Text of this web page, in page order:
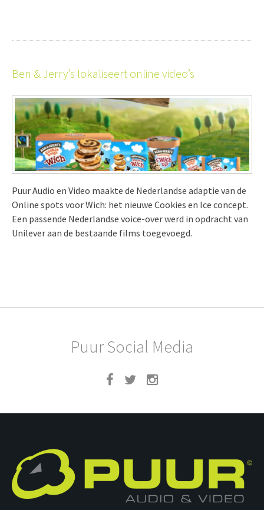
Ben & Jerry’s lokaliseert online video’s
Puur Audio en Video maakte de Nederlandse adaptie van de
Online spots voor Wich: het nieuwe Cookies en Ice concept.
Een passende Nederlandse voice-over werd in opdracht van
Unilever aan de bestaande films toegevoegd.
Puur Social Media